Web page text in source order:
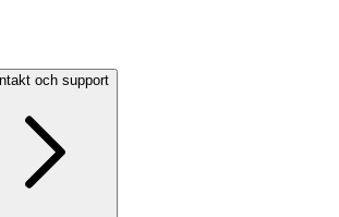
och support